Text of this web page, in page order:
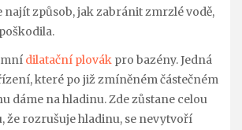
najít způsob, jak zabránit zmrzlé vodě,
dilatační plovák pro bazény. Jedná
které po již zmíněném částečném
dáme na hladinu. Zde zůstane celou
že rozrušuje hladinu, se nevytvoří